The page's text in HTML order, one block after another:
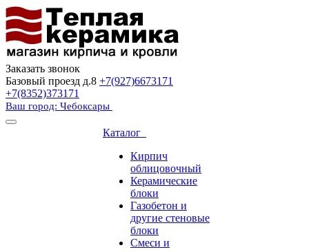
Заказать звонок
Базовый проезд д.8 +7(927)6673171
+7(8352)373171
Ваш город: Чебоксары
Каталог
Кирпич
облицовочный
Керамические
блоки
Газобетон и
другие стеновые
блоки
Смеси и